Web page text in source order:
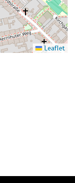
Leaflet